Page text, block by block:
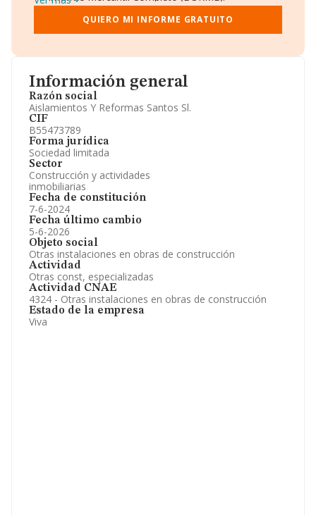
Información general
Razón social
Aislamientos Y Reformas Santos Sl.
CIF
B55473789
Forma jurídica
Sociedad limitada
Sector
Construcción y actividades
inmobiliarias
Fecha de constitución
7-6-2024
Fecha último cambio
5-6-2026
Objeto social
Otras instalaciones en obras de construcción
Actividad
Otras const, especializadas
Actividad CNAE
4324 - Otras instalaciones en obras de construcción
Estado de la empresa
Viva
Gráficos de Evolución Ventas y Empleados.
Consejo de Administración y Administradores.
Directivos y Ejecutivos.
Información oficial y registral complementaria.
QUIERO MI INFORME GRATUITO